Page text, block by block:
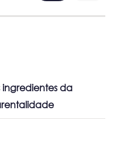
ingredientes da